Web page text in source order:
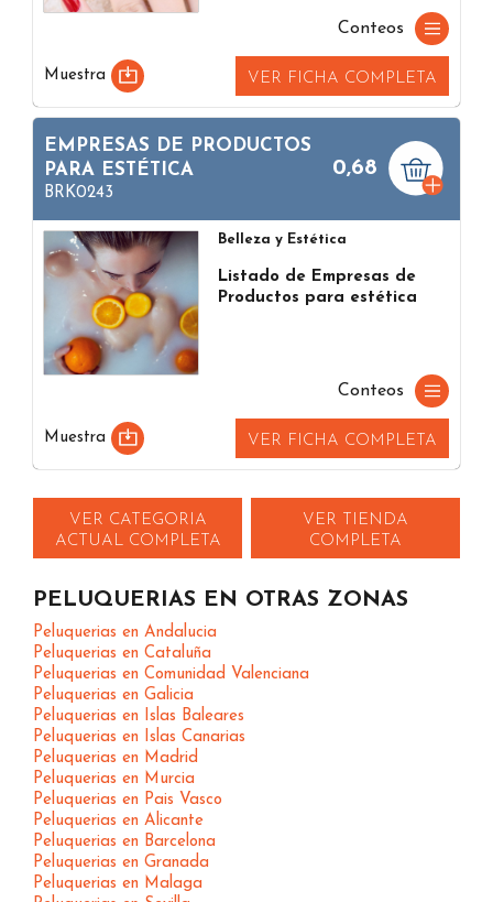
Conteos
Muestra VER FICHA COMPLETA
EMPRESAS DE PRODUCTOS
PARA ESTÉTICA
BRK0243
0,68
Belleza y Estética
Listado de Empresas de
Productos para estética
Conteos
Muestra VER FICHA COMPLETA
VER CATEGORIA
ACTUAL COMPLETA
VER TIENDA
COMPLETA
PELUQUERIAS EN OTRAS ZONAS
Peluquerias en Andalucia
Peluquerias en Cataluña
Peluquerias en Comunidad Valenciana
Peluquerias en Galicia
Peluquerias en Islas Baleares
Peluquerias en Islas Canarias
Peluquerias en Madrid
Peluquerias en Murcia
Peluquerias en Pais Vasco
Peluquerias en Alicante
Peluquerias en Barcelona
Peluquerias en Granada
Peluquerias en Malaga